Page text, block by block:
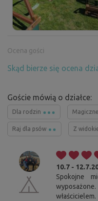
Ocena gości
Skąd bierze się ocena
Goście mówią o działce:
Dla rodzin
Raj dla psów Z
10.7 -
Spokojne